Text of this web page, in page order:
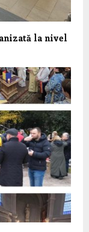
la nivel